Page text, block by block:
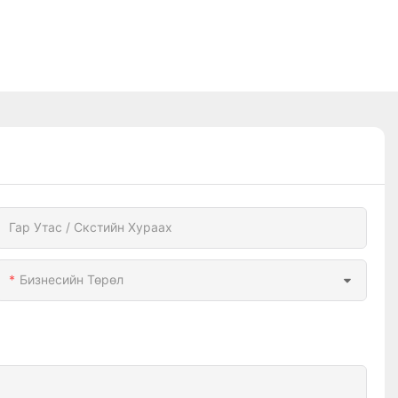
Гар Утас / Скстийн Хураах
Бизнесийн Төрөл